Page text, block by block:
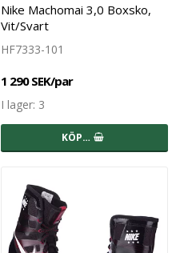
Nike Machomai 3,0 Boxsko,
Vit/Svart
HF7333-101
1 290 SEK/par
I lager: 3
KÖP…